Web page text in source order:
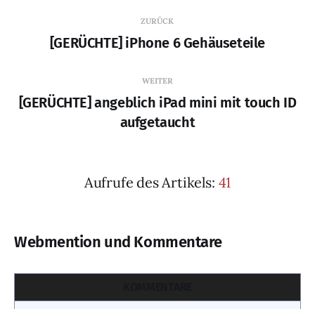
ZURÜCK
[GERÜCHTE] iPhone 6 Gehäuseteile
WEITER
[GERÜCHTE] angeblich iPad mini mit touch ID
aufgetaucht
Aufrufe des Artikels: 41
Webmention und Kommentare